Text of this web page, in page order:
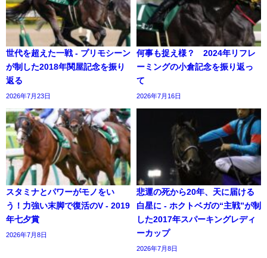
世代を超えた一戦 - プリモシーン
が制した2018年関屋記念を振り
返る
2026年7月23日
何事も捉え様？ 2024年リフレ
ーミングの小倉記念を振り返っ
て
2026年7月16日
スタミナとパワーがモノをい
う！力強い末脚で復活のV - 2019
年七夕賞
2026年7月8日
悲運の死から20年、天に届ける
白星に - ホクトベガの“主戦”が制
した2017年スパーキングレディ
ーカップ
2026年7月8日